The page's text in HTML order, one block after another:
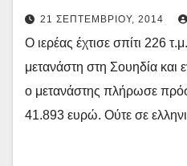
21 ΣΕΠΤΕΜΒΡΊΟΥ, 2014
Ο ιερέας έχτισε σπίτι 226
μετανάστη στη Σουηδία και
ο μετανάστης πλήρωσε
41.893 ευρώ. Ούτε σε